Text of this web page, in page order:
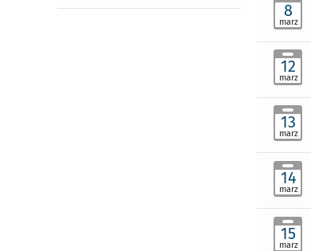
8
marz
12
marz
13
marz
14
marz
15
marz